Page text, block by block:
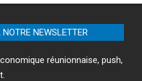
NEWSLETTER
réunionnaise, push,